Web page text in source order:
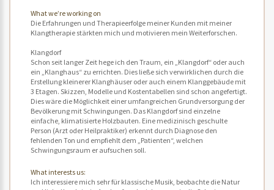
What we’re working on
Die Erfahrungen und Therapieerfolge meiner Kunden mit meiner
Klangtherapie stärkten mich und motivieren mein Weiterforschen.
Klangdorf
Schon seit langer Zeit hege ich den Traum, ein „Klangdorf“ oder auch
ein „Klanghaus“ zu errichten. Dies ließe sich verwirklichen durch die
Erstellung kleinerer Klanghäuser oder auch einem Klanggebäude mit
3 Etagen. Skizzen, Modelle und Kostentabellen sind schon angefertigt.
Dies wäre die Möglichkeit einer umfangreichen Grundversorgung der
Bevölkerung mit Schwingungen. Das Klangdorf sind einzelne
einfache, klimatisierte Holzbauten. Eine medizinisch geschulte
Person (Arzt oder Heilpraktiker) erkennt durch Diagnose den
fehlenden Ton und empfiehlt dem „Patienten“, welchen
Schwingungsraum er aufsuchen soll.
What interests us:
Ich interessiere mich sehr für klassische Musik, beobachte die Natur